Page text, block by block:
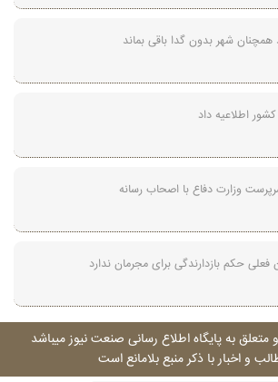
شهر بدون گدا باقی بماند
اطلاعیه داد
وزارت دفاع با اصحاب رسانه
حکم بازدارندگی برای مجرمان ندارد
به پايگاه اطلاع رسانی صنعت نيوز ميباشد
و اخبار با ذکر منبع بلامانع است